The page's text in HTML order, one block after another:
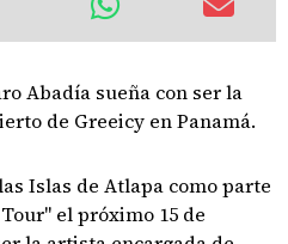
Abadía sueña con ser la
de Greeicy en Panamá.
Islas de Atlapa como parte
el próximo 15 de